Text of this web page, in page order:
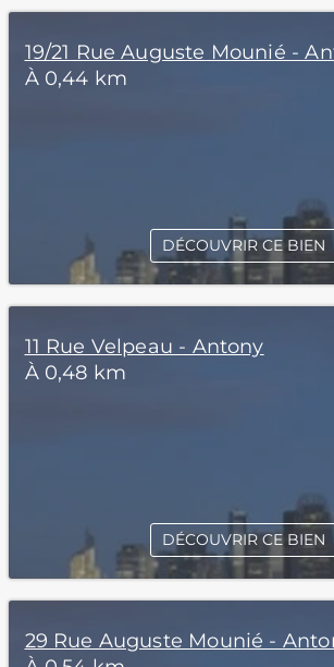
19/21 Rue Auguste Mounié -
À 0,44 km
DÉCOUVRIR CE BIEN
11 Rue Velpeau - Antony
À 0,48 km
DÉCOUVRIR CE BIEN
29 Rue Auguste Mounié -